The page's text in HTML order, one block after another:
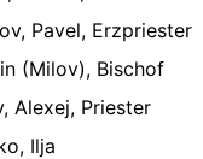
Pavel, Erzpriester
(Milov), Bischof
Alexej, Priester
Ilja